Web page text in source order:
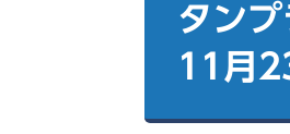
タン
11月